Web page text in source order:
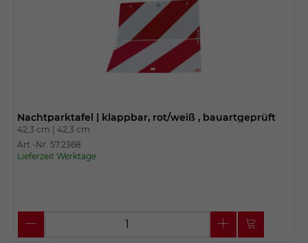
Nachtparktafel | klappbar, rot/weiß , bauartgeprüft
42,3 cm | 42,3 cm
Art.-Nr. 57.2368
Lieferzeit Werktage